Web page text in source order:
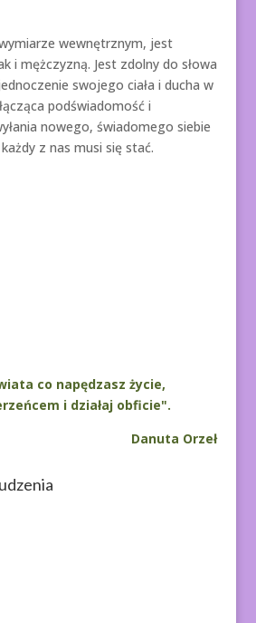
wewnętrznym, jest
i mężczyzną. Jest zdolny do słowa
swojego ciała i ducha w
podświadomość i
nowego, świadomego siebie
z nas musi się stać.
co napędzasz życie,
i działaj obficie".
Danuta Orzeł